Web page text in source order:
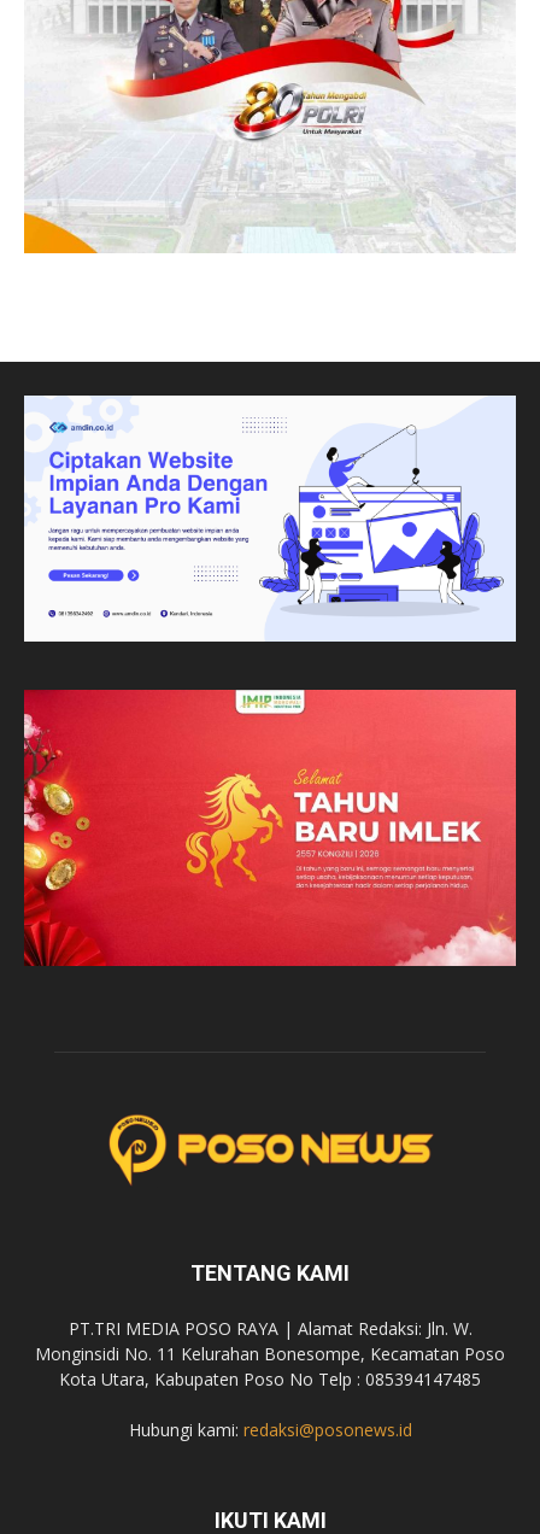
TENTANG KAMI
PT.TRI MEDIA POSO RAYA | Alamat Redaksi: Jln. W.
Monginsidi No. 11 Kelurahan Bonesompe, Kecamatan Poso
Kota Utara, Kabupaten Poso No Telp : 085394147485
Hubungi kami: redaksi@posonews.id
IKUTI KAMI